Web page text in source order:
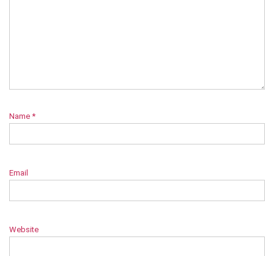
Name *
Email
Website